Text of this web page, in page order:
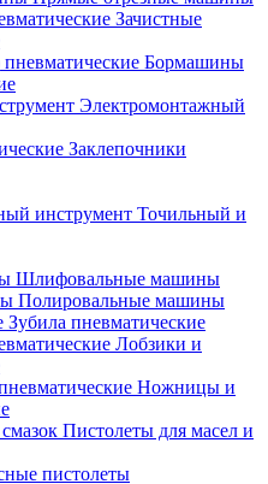
Зачистные
Бормашины
Электромонтажный
Заклепочники
Точильный и
Шлифовальные машины
Полировальные машины
Зубила пневматические
Лобзики и
Ножницы и
Пистолеты для масел и